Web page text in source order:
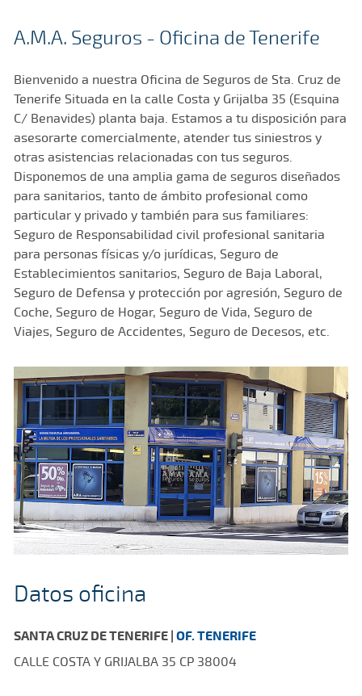
A.M.A. Seguros - Oficina de Tenerife
Bienvenido a nuestra Oficina de Seguros de Sta. Cruz de
Tenerife Situada en la calle Costa y Grijalba 35 (Esquina
C/ Benavides) planta baja. Estamos a tu disposición para
asesorarte comercialmente, atender tus siniestros y
otras asistencias relacionadas con tus seguros.
Disponemos de una amplia gama de seguros diseñados
para sanitarios, tanto de ámbito profesional como
particular y privado y también para sus familiares:
Seguro de Responsabilidad civil profesional sanitaria
para personas físicas y/o jurídicas, Seguro de
Establecimientos sanitarios, Seguro de Baja Laboral,
Seguro de Defensa y protección por agresión, Seguro de
Coche, Seguro de Hogar, Seguro de Vida, Seguro de
Viajes, Seguro de Accidentes, Seguro de Decesos, etc.
Datos oficina
SANTA CRUZ DE TENERIFE |OF. TENERIFE
CALLE COSTA Y GRIJALBA 35 CP 38004